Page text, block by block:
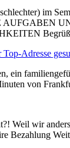
im
AUFGABEN
Adresse
ein
von
Weil wir
Bezahlung